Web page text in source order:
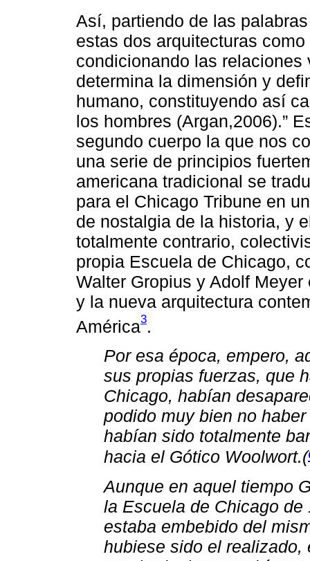
Así, partiendo de las
estas dos arquitecturas
condicionando las
determina la dimensión y
humano, constituyendo así
los hombres (Argan,2006).”
segundo cuerpo la que nos
una serie de principios
americana tradicional se
para el Chicago Tribune en
de nostalgia de la historia, y
totalmente contrario,
propia Escuela de Chicago,
Walter Gropius y Adolf
y la nueva arquitectura
América3.
Por esa época, empero,
sus propias fuerzas, que
Chicago, habían
podido muy bien no
habían sido totalmente
hacia el Gótico Woolwort.(
Aunque en aquel tiempo
la Escuela de Chicago
estaba embebido del
hubiese sido el realizado,